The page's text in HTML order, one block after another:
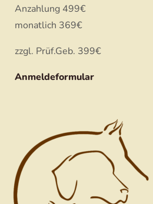
Anzahlung 499€
monatlich 369€
zzgl. Prüf.Geb. 399€
Anmeldeformular